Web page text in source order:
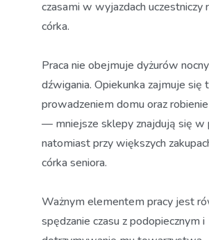
czasami w wyjazdach uczestniczy
córka.
Praca nie obejmuje dyżurów
dźwigania. Opiekunka zajmuje się
prowadzeniem domu oraz
— mniejsze sklepy znajdują się w
natomiast przy większych
córka seniora.
Ważnym elementem pracy jest
spędzanie czasu z podopiecznym i